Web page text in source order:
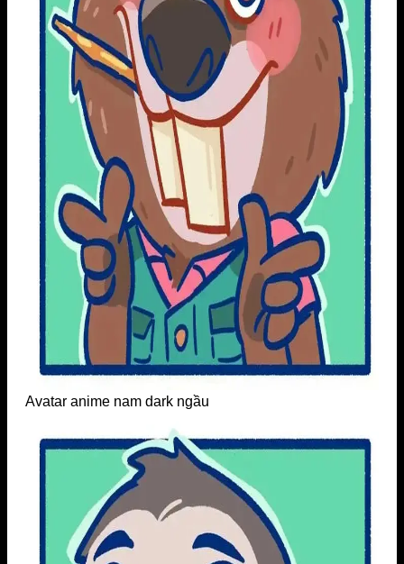
Avatar anime nam dark ngầu